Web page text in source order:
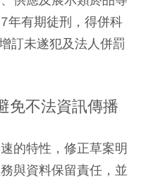
年有期徒刑，得併科
訂未遂犯及法人併罰
免不法資訊傳播
的特性，修正草案明
與資料保留責任，並